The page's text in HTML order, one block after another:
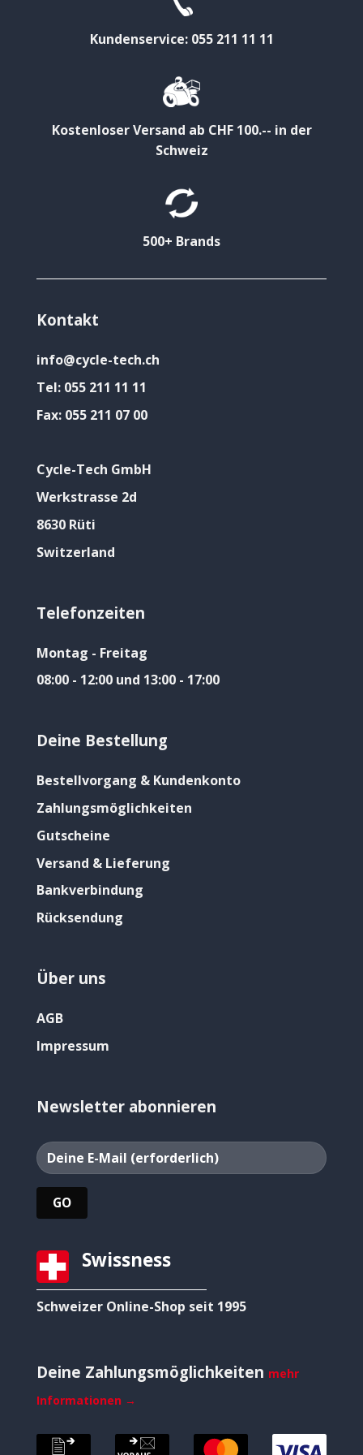
Kundenservice: 055 211 11 11
Kostenloser Versand ab CHF 100.-- in der
Schweiz
500+ Brands
Kontakt
info@cycle-tech.ch
Tel: 055 211 11 11
Fax: 055 211 07 00
Cycle-Tech GmbH
Werkstrasse 2d
8630 Rüti
Switzerland
Telefonzeiten
Montag - Freitag
08:00 - 12:00 und 13:00 - 17:00
Deine Bestellung
Bestellvorgang & Kundenkonto
Zahlungsmöglichkeiten
Gutscheine
Versand & Lieferung
Bankverbindung
Rücksendung
Über uns
AGB
Impressum
Newsletter abonnieren
Swissness
Schweizer Online-Shop seit 1995
Deine Zahlungsmöglichkeiten mehr
Informationen →